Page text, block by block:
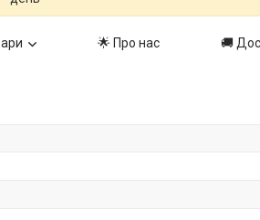
🌟 Про нас 🚚